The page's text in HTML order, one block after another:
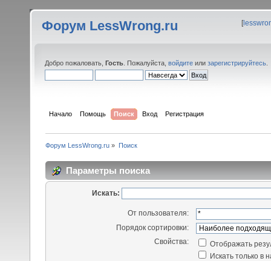
Форум LessWrong.ru [
Добро пожаловать, Гость . Пожалуйста, войдите или зарегистрируйтесь
Начало Помощь Поиск Вход Регистрация
Форум LessWrong.ru » Поиск
Параметры поиска
Искать:
От пользователя:
Порядок сортировки:
Свойства:
Отображать
Искать только в